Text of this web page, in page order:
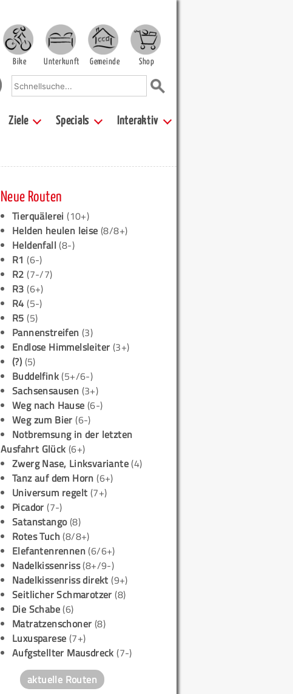
Bike Unterkunft Gemeinde Shop
Ziele Specials Interaktiv
Neue Routen
Tierquälerei (10+)
Helden heulen leise(8/8+)
Heldenfall(8-)
R1 (6-)
R2 (7-/7)
R3 (6+)
R4 (5-)
R5 (5)
Pannenstreifen (3)
Endlose Himmelsleiter (3+)
(?) (5)
Buddelfink(5+/6-)
Sachsensausen (3+)
Weg nach Hause (6-)
Weg zum Bier (6-)
Notbremsung in der letzten
Ausfahrt Glück (6+)
Zwerg Nase, Linksvariante(4)
Tanz auf dem Horn (6+)
Universum regelt (7+)
Picador (7-)
Satanstango(8)
Rotes Tuch(8/8+)
Elefantenrennen(6/6+)
Nadelkissenriss(8+/9-)
Nadelkissenriss direkt (9+)
Seitlicher Schmarotzer (8)
Die Schabe(6)
Matratzenschoner (8)
Luxusparese (7+)
Aufgstellter Mausdreck (7-)
aktuelle Routen